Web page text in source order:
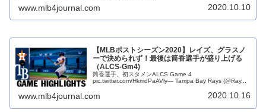
www.mlb4journal.com 2020.10.10
【MLBポストシーズン2020】レイズ、グラスノ
ーで決められず！最後は筒香選手が盛り上げる
（ALCS-Gm4)
筒香選手、初スタメンALCS Game 4
pic.twitter.com/HkmdPaAVly— Tampa Bay Rays (@Ray...
www.mlb4journal.com 2020.10.16